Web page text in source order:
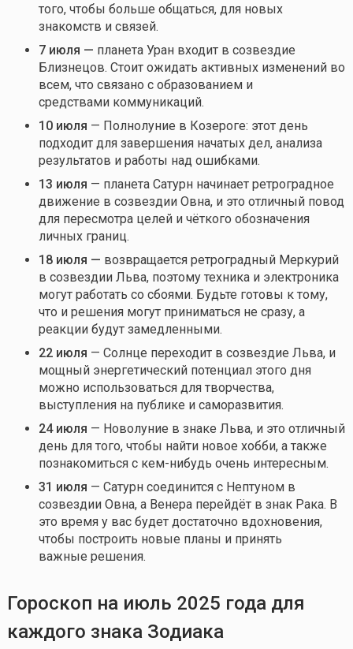
того, чтобы больше общаться, для новых
знакомств и связей.
7 июля — планета Уран входит в созвездие
Близнецов. Стоит ожидать активных изменений во
всем, что связано с образованием и
средствами коммуникаций.
10 июля — Полнолуние в Козероге: этот день
подходит для завершения начатых дел, анализа
результатов и работы над ошибками.
13 июля — планета Сатурн начинает ретроградное
движение в созвездии Овна, и это отличный повод
для пересмотра целей и чёткого обозначения
личных границ.
18 июля — возвращается ретроградный Меркурий
в созвездии Льва, поэтому техника и электроника
могут работать со сбоями. Будьте готовы к тому,
что и решения могут приниматься не сразу, а
реакции будут замедленными.
22 июля — Солнце переходит в созвездие Льва, и
мощный энергетический потенциал этого дня
можно использоваться для творчества,
выступления на публике и саморазвития.
24 июля — Новолуние в знаке Льва, и это отличный
день для того, чтобы найти новое хобби, а также
познакомиться с кем-нибудь очень интересным.
31 июля — Сатурн соединится с Нептуном в
созвездии Овна, а Венера перейдёт в знак Рака. В
это время у вас будет достаточно вдохновения,
чтобы построить новые планы и принять
важные решения.
Гороскоп на июль 2025 года для
каждого знака Зодиака